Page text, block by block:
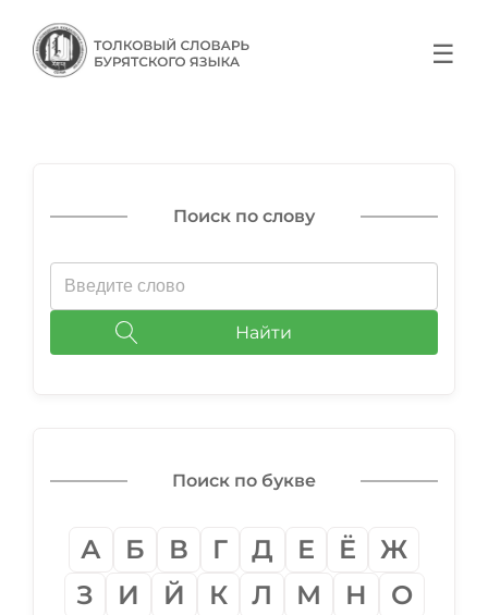
☰
Поиск по слову
Найти
Поиск по букве
А Б В Г Д Е Ё
Ж
З
И Й К Л М Н
О